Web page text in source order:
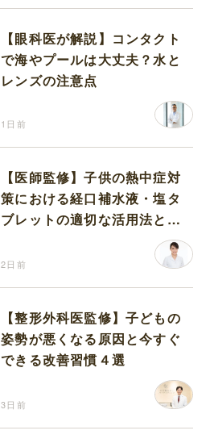
【眼科医が解説】コンタクト
で海やプールは大丈夫？水と
レンズの注意点
1日前
【医師監修】子供の熱中症対
策における経口補水液・塩タ
ブレットの適切な活用法と水
2日前
【整形外科医監修】子どもの
姿勢が悪くなる原因と今すぐ
できる改善習慣４選
3日前